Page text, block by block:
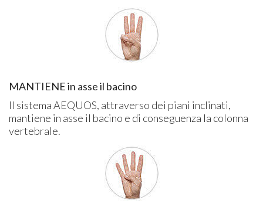
MANTIENE in asse il bacino
Il sistema AEQUOS, attraverso dei piani inclinati,
mantiene in asse il bacino e di conseguenza la colonna
vertebrale.